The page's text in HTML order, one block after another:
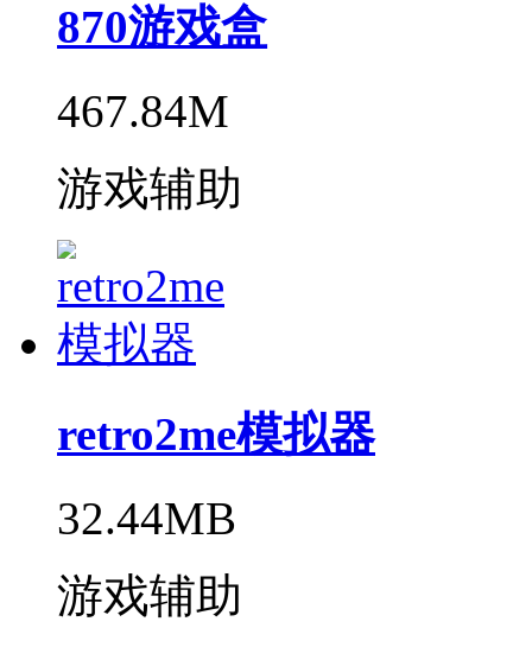
870游戏盒
467.84M
游戏辅助
retro2me模拟器
32.44MB
游戏辅助